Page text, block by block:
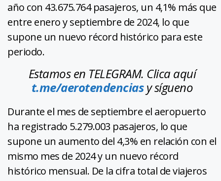
año con 43.675.764 pasajeros, un 4,1% más que
entre enero y septiembre de 2024, lo que
supone un nuevo récord histórico para este
periodo.
Estamos en TELEGRAM. Clica aquí
t.me/aerotendenciasy sígueno
Durante el mes de septiembre el aeropuerto
ha registrado 5.279.003 pasajeros, lo que
supone un aumento del 4,3% en relación con el
mismo mes de 2024 y un nuevo récord
histórico mensual. De la cifra total de viajeros